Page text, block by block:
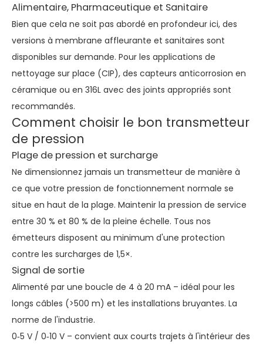
Alimentaire, Pharmaceutique et Sanitaire
Bien que cela ne soit pas abordé en profondeur ici, des
versions à membrane affleurante et sanitaires sont
disponibles sur demande. Pour les applications de
nettoyage sur place (CIP), des capteurs anticorrosion en
céramique ou en 316L avec des joints appropriés sont
recommandés.
Comment choisir le bon transmetteur
de pression
Plage de pression et surcharge
Ne dimensionnez jamais un transmetteur de manière à
ce que votre pression de fonctionnement normale se
situe en haut de la plage. Maintenir la pression de service
entre 30 % et 80 % de la pleine échelle. Tous nos
émetteurs disposent au minimum d'une protection
contre les surcharges de 1,5×.
Signal de sortie
Alimenté par une boucle de 4 à 20 mA – idéal pour les
longs câbles (>500 m) et les installations bruyantes. La
norme de l'industrie.
0‑5 V / 0‑10 V – convient aux courts trajets à l'intérieur des